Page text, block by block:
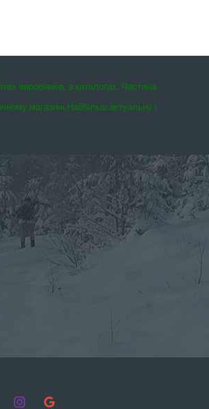
виробників, в каталогах. Частина
магазині.Найбільш актуальну і